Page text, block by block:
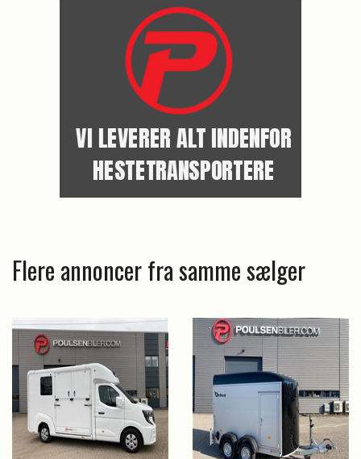
Flere annoncer fra samme sælger